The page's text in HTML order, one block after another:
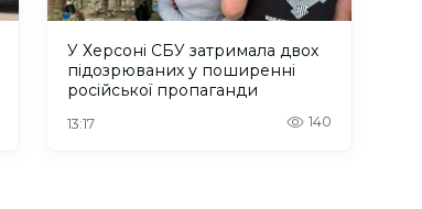
У Херсоні СБУ затримала двох
підозрюваних у поширенні
російської пропаганди
13:17 140